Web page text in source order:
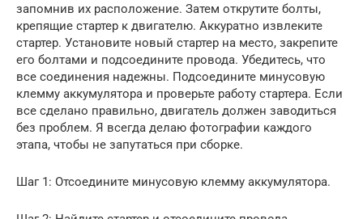
запомнив их расположение. Затем открутите болты,
крепящие стартер к двигателю. Аккуратно извлеките
стартер. Установите новый стартер на место, закрепите
его болтами и подсоедините провода. Убедитесь, что
все соединения надежны. Подсоедините минусовую
клемму аккумулятора и проверьте работу стартера. Если
все сделано правильно, двигатель должен заводиться
без проблем. Я всегда делаю фотографии каждого
этапа, чтобы не запутаться при сборке.
Шаг 1: Отсоедините минусовую клемму аккумулятора.